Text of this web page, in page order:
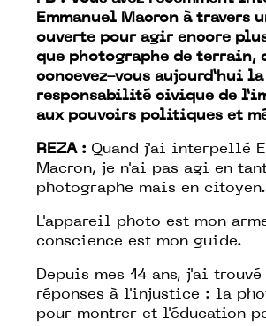
Emmanuel Macron à travers
ouverte pour agir encore
que photographe de terrain,
concevez-vous aujourd’hui la
responsabilité civique de
aux pouvoirs politiques et
REZA : Quand j'ai interpellé
Macron, je n'ai pas agi en
photographe mais en citoyen.
L'appareil photo est mon
conscience est mon guide.
Depuis mes 14 ans, j'ai trouvé
réponses à l'injustice : la
pour montrer et l'éducation